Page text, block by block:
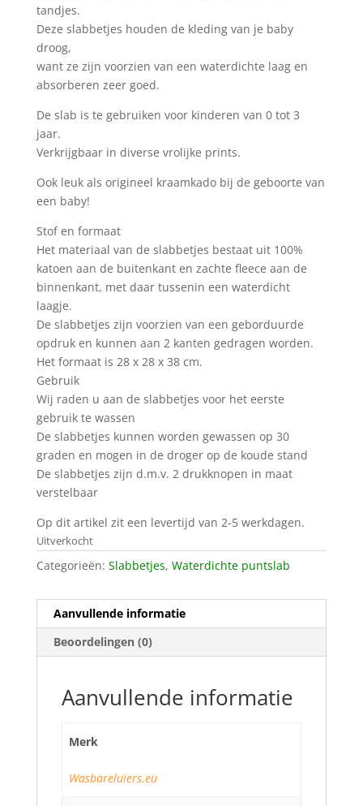
tandjes.
Deze slabbetjes houden de kleding van je baby
droog,
want ze zijn voorzien van een waterdichte laag en
absorberen zeer goed.
De slab is te gebruiken voor kinderen van 0 tot 3
jaar.
Verkrijgbaar in diverse vrolijke prints.
Ook leuk als origineel kraamkado bij de geboorte van
een baby!
Stof en formaat
Het materiaal van de slabbetjes bestaat uit 100%
katoen aan de buitenkant en zachte fleece aan de
binnenkant, met daar tussenin een waterdicht
laagje.
De slabbetjes zijn voorzien van een geborduurde
opdruk en kunnen aan 2 kanten gedragen worden.
Het formaat is 28 x 28 x 38 cm.
Gebruik
Wij raden u aan de slabbetjes voor het eerste
gebruik te wassen
De slabbetjes kunnen worden gewassen op 30
graden en mogen in de droger op de koude stand
De slabbetjes zijn d.m.v. 2 drukknopen in maat
verstelbaar
Op dit artikel zit een levertijd van 2-5 werkdagen.
Uitverkocht
Categorieën: Slabbetjes, Waterdichte puntslab
Aanvullende informatie
Beoordelingen (0)
Aanvullende informatie
Merk
Wasbareluiers.eu